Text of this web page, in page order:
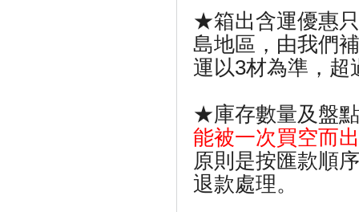
★箱出含運優惠
島地區，由我們
運以3材為準，超
★庫存數量及盤
能被一次買空而
原則是按匯款順
退款處理。